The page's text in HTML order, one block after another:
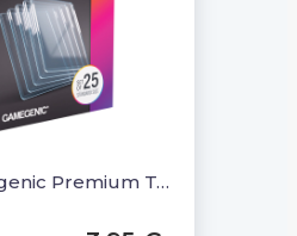
Obal Gamegenic Premium Toploading Exoshields 35PT